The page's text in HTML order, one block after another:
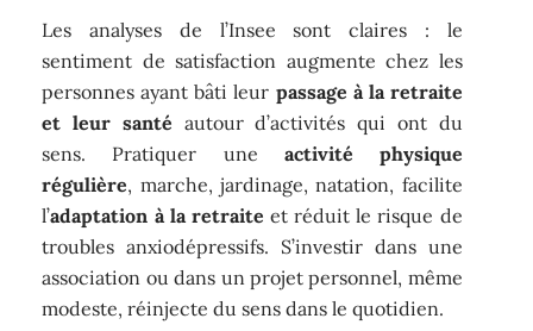
Les analyses de l’Insee sont claires : le
sentiment de satisfaction augmente chez les
personnes ayant bâti leur passage à la retraite
et leur santé autour d’activités qui ont du
sens. Pratiquer une activité physique
régulière, marche, jardinage, natation, facilite
l’adaptation à la retraite et réduit le risque de
troubles anxiodépressifs. S’investir dans une
association ou dans un projet personnel, même
modeste, réinjecte du sens dans le quotidien.